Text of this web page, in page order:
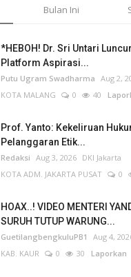
Bulan Ini
*HEBOH! Dr. Sri Untari
Platform Aspirasi...
Putu Ugram Swadharma Aug 2,
KOTA MALANG
0 40
Prof. Yanto: Kekeliruan
Pelanggaran Etik...
Redaksi Aug 3, 2026 DKI Jakarta
KOTA ADM. JAKARTA PUSAT
0
HOAX..! VIDEO MENTERI
SURUH TUTUP WARUNG...
GuetilangbengkuluPB1 Aug 4,
KAB. KAUR
0 30 Laporkan